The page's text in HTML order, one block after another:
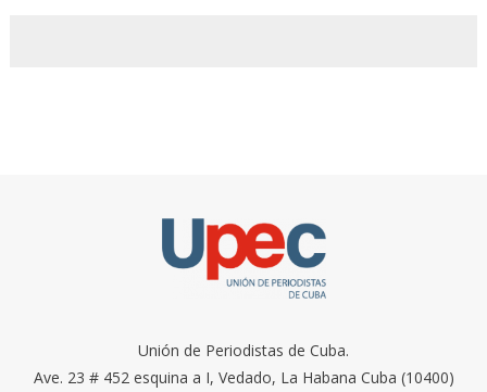
Unión de Periodistas de Cuba.
Ave. 23 # 452 esquina a I, Vedado, La Habana Cuba (10400)